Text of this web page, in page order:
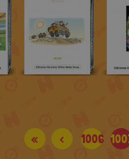
« < 1006